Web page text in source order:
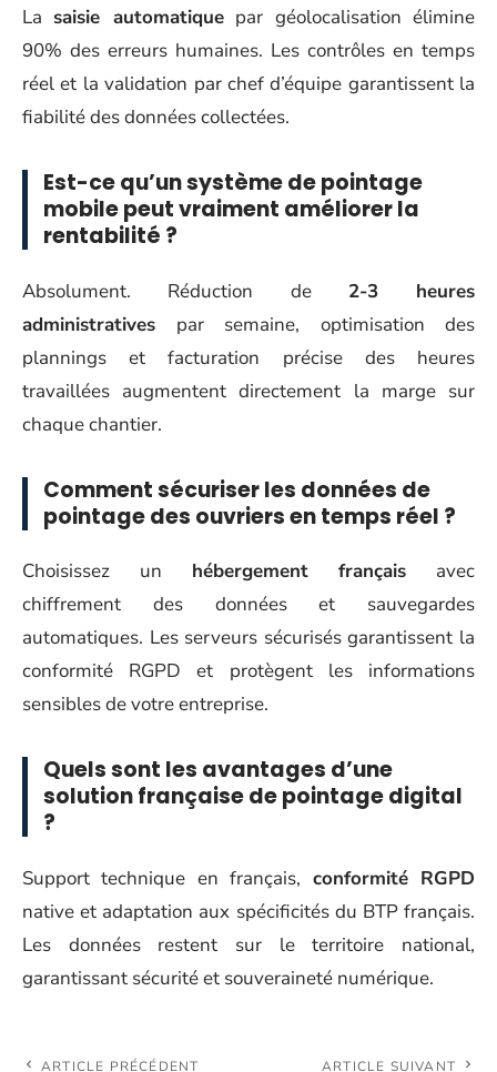
La saisie automatiquepar géolocalisation élimine
90% des erreurs humaines. Les contrôles en temps
réel et la validation par chef d’équipe garantissent la
fiabilité des données collectées.
Est-ce qu’un système de pointage
mobile peut vraiment améliorer la
rentabilité ?
Absolument. Réduction de 2-3 heures
administratives par semaine, optimisation des
plannings et facturation précise des heures
travaillées augmentent directement la marge sur
chaque chantier.
Comment sécuriser les données de
pointage des ouvriers en temps réel ?
Choisissez un hébergement français avec
chiffrement des données et sauvegardes
automatiques. Les serveurs sécurisés garantissent la
conformité RGPD et protègent les informations
sensibles de votre entreprise.
Quels sont les avantages d’une
solution française de pointage digital
?
Support technique en français, conformité RGPD
native et adaptation aux spécificités du BTP français.
Les données restent sur le territoire national,
garantissant sécurité et souveraineté numérique.
ARTICLE PRÉCÉDENT ARTICLE SUIVANT